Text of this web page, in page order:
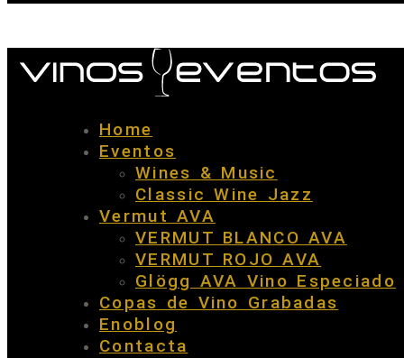
Home
Eventos
Wines & Music
Classic Wine Jazz
Vermut AVA
VERMUT BLANCO AVA
VERMUT ROJO AVA
Glögg AVA Vino Especiado
Copas de Vino Grabadas
Enoblog
Contacta